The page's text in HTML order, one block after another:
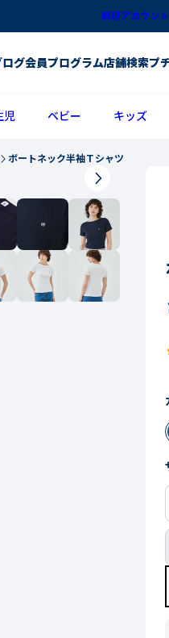
新規アカウン
ログ会員プログラム店舗検索プ
児 ベビー キッズ
ボートネック半袖Ｔシャツ